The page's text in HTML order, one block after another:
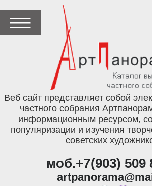
Веб сайт представляет собой
частного собрания
информационным ресурсом,
популяризации и изучения
советских
моб.+7(903) 509